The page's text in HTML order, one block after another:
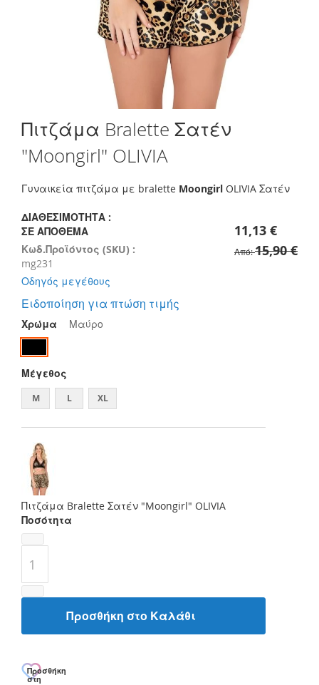
to
beginning
the
gallery
Πιτζάμα Bralette Σατέν
"Moongirl" OLIVIA
Γυναικεία πιτζάμα με bralette Moongirl OLIVIA Σατέν
ΔΙΑΘΕΣΙΜΌΤΗΤΑ :
ΣΕ ΑΠΌΘΕΜΑ
Κωδ.Προϊόντος (SKU) :
mg231
Οδηγός μεγέθους
11,13 €
Από 15,90 €
Ειδοποίηση για πτώση τιμής
Χρώμα Μαύρο
Μέγεθος
M L XL
Πιτζάμα Bralette Σατέν "Moongirl" OLIVIA
Ποσότητα
Προσθήκη στο Καλάθι
Προσθήκη
στη